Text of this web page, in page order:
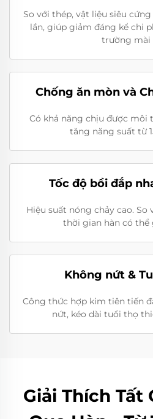
So với thép, vật liệu siêu
lần, giúp giảm đáng kể chi
trường mài
Chống ăn mòn và
Có khả năng chịu được môi
tăng năng suất từ
Tốc độ bồi đắp
Hiệu suất nóng chảy cao. So
thời gian hàn có thể
Không nứt &
Công thức hợp kim tiên tiến
nứt, kéo dài tuổi thọ
Giải Thích Tất